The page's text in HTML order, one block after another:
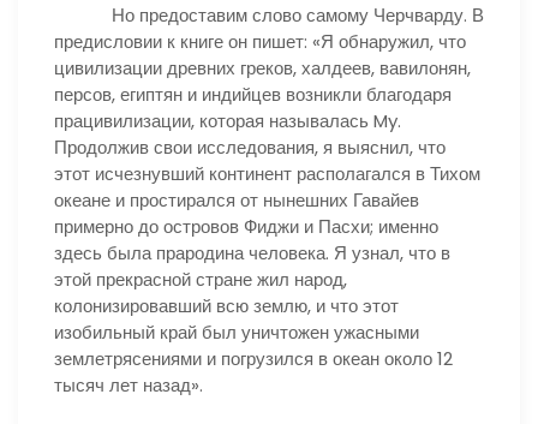
Но предоставим слово самому Черчварду. В
предисловии к книге он пишет: «Я обнаружил, что
цивилизации древних греков, халдеев, вавилонян,
персов, египтян и индийцев возникли благодаря
працивилизации, которая называлась My.
Продолжив свои исследования, я выяснил, что
этот исчезнувший континент располагался в Тихом
океане и простирался от нынешних Гавайев
примерно до островов Фиджи и Пасхи; именно
здесь была прародина человека. Я узнал, что в
этой прекрасной стране жил народ,
колонизировавший всю землю, и что этот
изобильный край был уничтожен ужасными
землетрясениями и погрузился в океан около 12
тысяч лет назад».